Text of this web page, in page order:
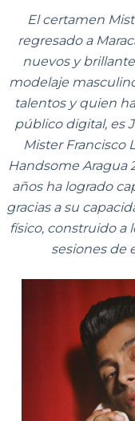
El certamen
regresado a
nuevos y
modelaje
talentos y quien
público digital, es
Mister Francisco
Handsome Aragua
años ha logrado
gracias a su
físico, construido a
sesiones de